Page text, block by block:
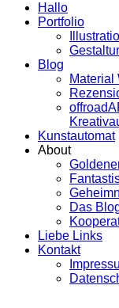
Hallo
Portfolio
Blog
Material
Kunstautomat
About
Das
Liebe Links
Kontakt